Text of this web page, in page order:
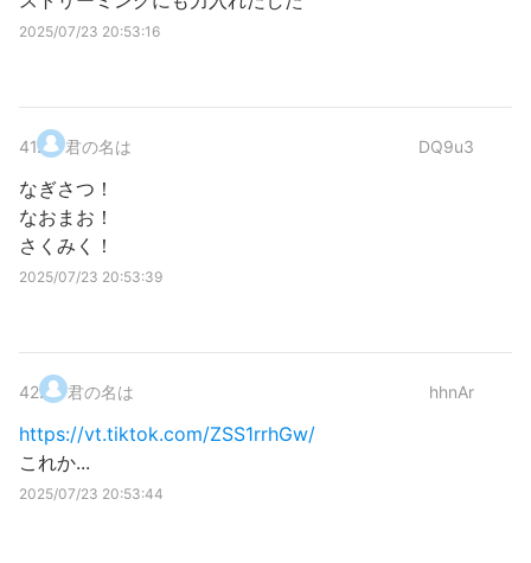
2025/07/23 20:53:16
41. 君の名は DQ9u3
なぎさつ！
なおまお！
さくみく！
2025/07/23 20:53:39
42. 君の名は hhnAr
https://vt.tiktok.com/ZSS1rrhGw/
これか...
2025/07/23 20:53:44